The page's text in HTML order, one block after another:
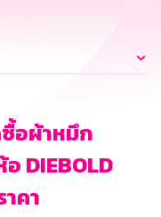
ซื้อผ้าหมึก
DIEBOLD
คา